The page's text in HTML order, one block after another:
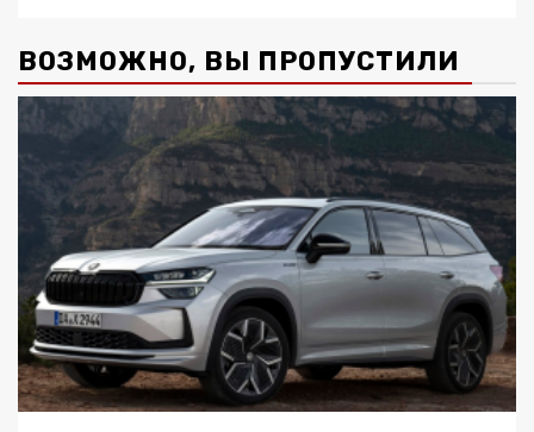
ВОЗМОЖНО, ВЫ ПРОПУСТИЛИ